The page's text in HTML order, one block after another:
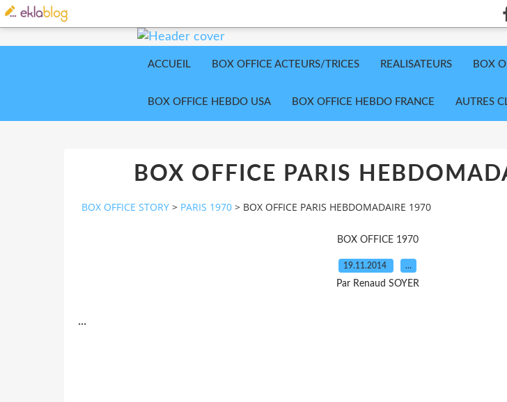
ACCUEIL BOX OFFICE ACTEURS/TRICES REALISATEURS BOX
BOX OFFICE HEBDO USA BOX OFFICE HEBDO FRANCE AUTRES
BOX OFFICE PARIS
BOX OFFICE STORY > PARIS 1970 > BOX OFFICE PARIS HEBDOMADAIRE 1970
BOX OFFICE 1970
19.11.2014 …
Par Renaud SOYER
...